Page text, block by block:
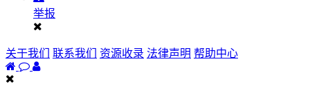
举报
关于我们 联系我们 资源收录 法律声明 帮助中心